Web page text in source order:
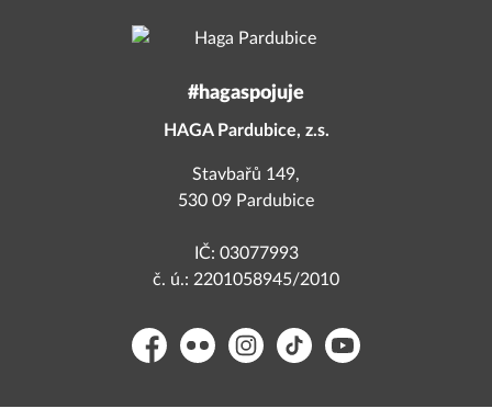
#hagaspojuje
HAGA Pardubice, z.s.
Stavbařů 149,
530 09 Pardubice
IČ: 03077993
č. ú.: 2201058945/2010
FacebookFlickr Instagram
TikTok YouTube